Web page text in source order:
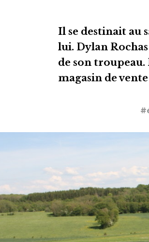
Il se destinait au
lui. Dylan
de son
magasin de